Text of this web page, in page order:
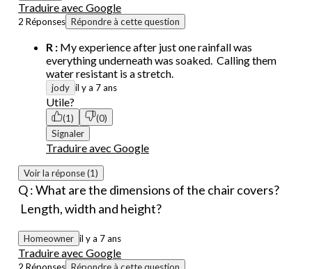
Traduire avec Google
2 Réponses Répondre à cette question
R : My experience after just one rainfall was
everything underneath was soaked. Calling them
water resistant is a stretch.
jody il y a 7 ans
Utile?
(1)
(0)
Signaler
Traduire avec Google
Voir la réponse (1)
Q : What are the dimensions of the chair covers?
Length, width and height?
Homeowner il y a 7 ans
Traduire avec Google